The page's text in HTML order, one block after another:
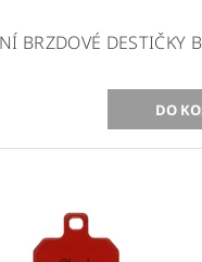
BRZDOVÉ DESTIČKY